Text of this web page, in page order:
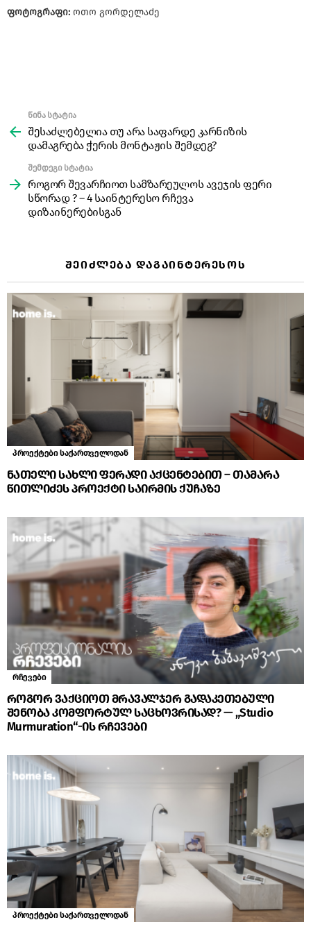
ფოტოგრაფი: ოთო გორდელაძე
more
წინა სტატია
შესაძლებელია თუ არა საფარდე კარნიზის
დამაგრება ჭერის მონტაჟის შემდეგ?
შემდეგი სტატია
როგორ შევარჩიოთ სამზარეულოს ავეჯის ფერი
სწორად ? – 4 საინტერესო რჩევა
დიზაინერებისგან
ᲨᲔᲘᲫᲚᲔᲑᲐ ᲓᲐᲒᲐᲘᲜᲢᲔᲠᲔᲡᲝᲡ
პროექტები საქართველოდან
ნათელი სახლი ფერადი აქცენტებით – თამარა
წითლიძეს პროექტი საირმის ქუჩაზე
რჩევები
როგორ ვაქციოთ მრავალჯერ გადაკეთებული
შენობა კომფორტულ საცხოვრისად? — „Studio
Murmuration“-ის რჩევები
პროექტები საქართველოდან